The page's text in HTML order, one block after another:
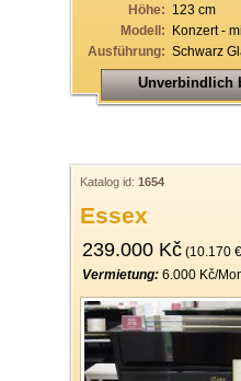
Höhe: 123 cm
Modell: Konzert -
Ausführung: Schwarz
Unverbindlich
Katalog id: 1654
Essex
239.000 Kč (10.170
Vermietung: 6.000 Kč/